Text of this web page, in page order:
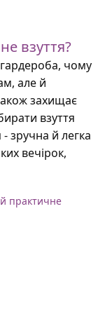
взуття?
чому
але й
захищає
взуття
зручна й легка
вечірок,
практичне